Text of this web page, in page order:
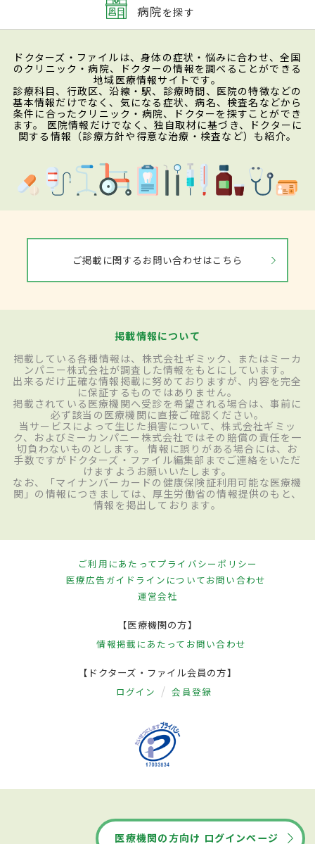
病院を探す
ドクターズ・ファイルは、身体の症状・悩みに合わせ、全国
のクリニック・病院、ドクターの情報を調べることができる
地域医療情報サイトです。
診療科目、行政区、沿線・駅、診療時間、医院の特徴などの
基本情報だけでなく、気になる症状、病名、検査名などから
条件に合ったクリニック・病院、ドクターを探すことができ
ます。 医院情報だけでなく、独自取材に基づき、ドクターに
関する情報（診療方針や得意な治療・検査など）も紹介。
ご掲載に関するお問い合わせはこちら
掲載情報について
掲載している各種情報は、株式会社ギミック、またはミーカ
ンパニー株式会社が調査した情報をもとにしています。
出来るだけ正確な情報掲載に努めておりますが、内容を完全
に保証するものではありません。
掲載されている医療機関へ受診を希望される場合は、事前に
必ず該当の医療機関に直接ご確認ください。
当サービスによって生じた損害について、株式会社ギミッ
ク、およびミーカンパニー株式会社ではその賠償の責任を一
切負わないものとします。 情報に誤りがある場合には、お
手数ですがドクターズ・ファイル編集部までご連絡をいただ
けますようお願いいたします。
なお、「マイナンバーカードの健康保険証利用可能な医療機
関」の情報につきましては、厚生労働省の情報提供のもと、
情報を掲出しております。
ご利用にあたってプライバシーポリシー
医療広告ガイドラインについてお問い合わせ
運営会社
【医療機関の方】
情報掲載にあたって お問い合わせ
【ドクターズ・ファイル会員の方】
ログイン 会員登録
医療機関の方向け ログインページ